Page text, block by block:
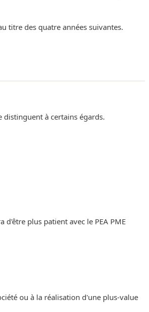
titre des quatre années suivantes.
à certains égards.
plus patient avec le PEA PME
ou à la réalisation d'une plus-value